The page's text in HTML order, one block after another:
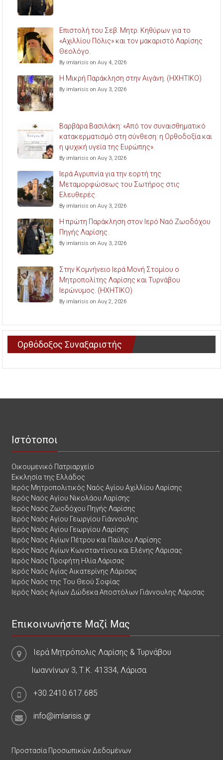
Επιστολή του Σεβ. Μητρ. Κηθύρων για το
«Αχιλλίου Πόλις» και τον μακαριστό Λαρίσης
Θεολόγο.
By imlarisis on Αυγ 4, 2026
Η Μικρή Παράκληση στην Αιγάνη. (ΗΧΗΤΙΚΟ)
By imlarisis on Αυγ 3, 2026
Βαρβάρα Βασιλάκη: «Από τον συναισθηματικό
κατακερματισμό στη σύνθεση: η Ορθοδοξία και
η ψυχική υγεία της Ευρώπης».
By imlarisis on Αυγ 3, 2026
Ιερά Αγρυπνία για την εορτή της
Μεταμορφώσεως του Σωτήρος στις
Ελευθερές.
By imlarisis on Αυγ 3, 2026
Η πρώτη Παράκληση στον Ιερό Ναό Ζωοδόχου
Πηγής Λαρίσης.
By imlarisis on Αυγ 3, 2026
Στην Κομνήνειο Ιερά Μονή Στομίου ο
Μητροπολίτης Λαρίσης και Τυρνάβου
Ιερώνυμος. (ΗΧΗΤΙΚΟ)
By imlarisis on Αυγ 2, 2026
Ορθόδοξος Συναξαριστής
Ιστότοποι
Οικουμενικό Πατριαρχείο
Εκκλησία της Ελλάδος
Ιερός Μητροπολιτικός Ναός Αγίου Αχιλλίου Λαρίσης
Ιερός Ναός Αγίου Νικολάου Λαρίσης
Ιερός Ναός Ζωοδόχου Πηγής Λαρίσης
Ιερός Ναός Αγίου Γεωργίου Γιάννουλης
Ιερός Ναός Αγίου Γεωργίου Λαρίσης
Ιερός Ναός Αγίων Πέτρου και Παύλου Λαρίσης
Ιερός Ναός Αγίων Κωνσταντίνου και Ελένης Λάρισας
Ιερός Ναός Προφήτη Ηλία Λάρισας
Ιερός Ναός Αγίας Αικατερίνης Λάρισας
Ιερός Ναός της Του Θεού Σοφίας
Ιερός Ναός Αγίων Δώδεκα Αποστόλων Γιάννουλης Λάρισας
Επικοινωνήστε Μαζί Μας
Ιερά Μητρόπολις Λαρίσης & Τυρνάβου
Ιωαννίνων 3, Τ.Κ. 41334, Λάρισα
+30.2410.617.685
info@imlarisis.gr
Προστασία Προσωπικών Δεδομένων